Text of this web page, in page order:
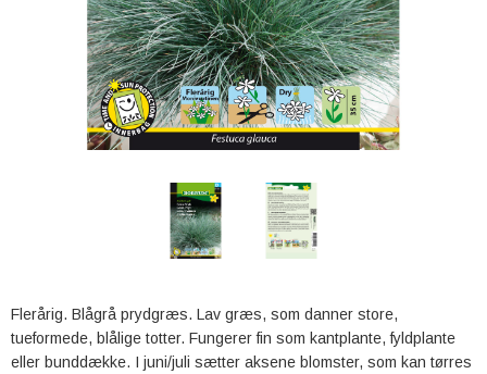
Flerårig. Blågrå prydgræs. Lav græs, som danner store,
tueformede, blålige totter. Fungerer fin som kantplante, fyldplante
eller bunddække. I juni/juli sætter aksene blomster, som kan tørres